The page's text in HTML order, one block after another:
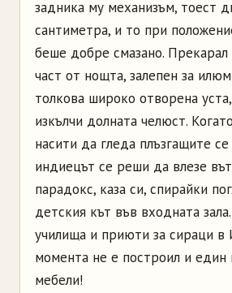
задника му механизъм, тоест
сантиметра, и то при
беше добре смазано. Прекарал
част от нощта, залепен за
толкова широко отворена
изкълчи долната челюст.
насити да гледа плъзгащите
индиецът се реши да влезе
парадокс, каза си, спирайки
детския кът във входната
училища и приюти за сираци в
момента не е построил и един
мебели!